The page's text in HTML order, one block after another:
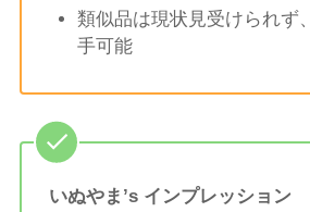
類似品は現状見受けられず
手可能
いぬやま’s インプレッション